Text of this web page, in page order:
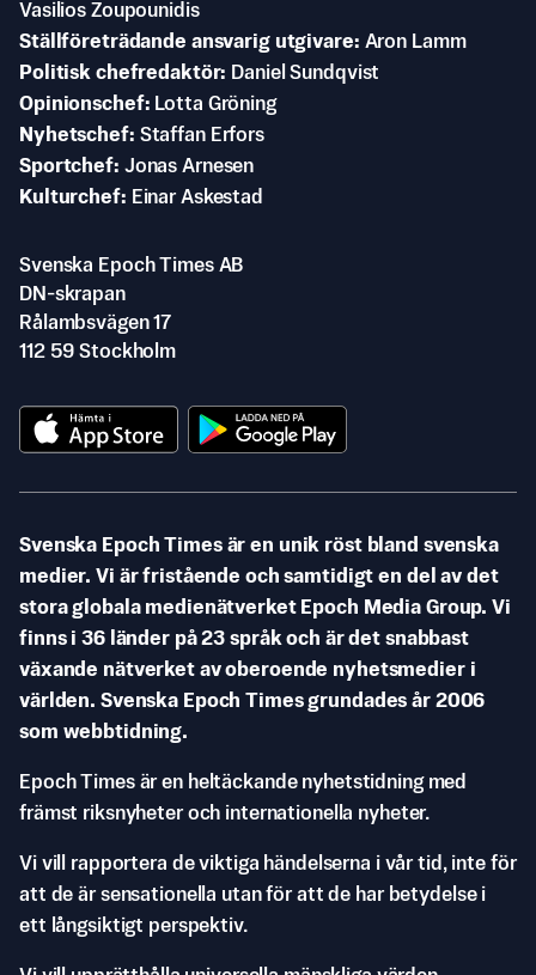
Vasilios Zoupounidis
Ställföreträdande ansvarig utgivare Aron Lamm
Politisk chefredaktör
Daniel Sundqvist
Opinionschef
Lotta Gröning
Nyhetschef Staffan Erfors
Sportchef Jonas Arnesen
Kulturchef
Einar Askestad
Svenska Epoch Times AB
DN-skrapan
Rålambsvägen 17
112 59 Stockholm
Svenska Epoch Times är en unik röst bland svenska
medier. Vi är fristående och samtidigt en del av det
stora globala medienätverket Epoch Media Group. Vi
finns i 36 länder på 23 språk och är det snabbast
växande nätverket av oberoende nyhetsmedier i
världen. Svenska Epoch Times grundades år 2006
som webbtidning.
Epoch Times är en heltäckande nyhetstidning med
främst riksnyheter och internationella nyheter.
Vi vill rapportera de viktiga händelserna i vår tid, inte för
att de är sensationella utan för att de har betydelse i
ett långsiktigt perspektiv.